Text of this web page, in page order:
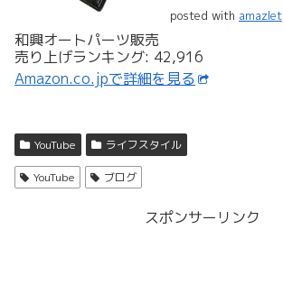
posted with amazlet
和興オートパーツ販売
売り上げランキング: 42,916
Amazon.co.jpで詳細を見る
YouTube ライフスタイル
YouTube ブログ
スポンサーリンク